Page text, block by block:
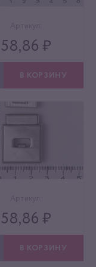
58,86 ₽
В КОРЗИНУ
58,86 ₽
В КОРЗИНУ